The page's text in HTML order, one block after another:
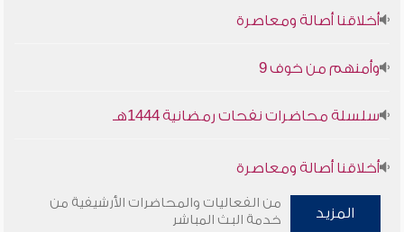
أخلاقنا أصالة ومعاصرة
وأمنهم من خوف 9
سلسلة محاضرات نفحات رمضانية 1444هـ
أخلاقنا أصالة ومعاصرة
وأمنهم من خوف 9
المزيد
من الفعاليات والمحاضرات الأرشيفية من
خدمة البث المباشر